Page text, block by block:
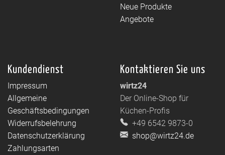
Neue Produkte
Angebote
Kundendienst
Impressum
Allgemeine
Geschäftsbedingungen
Widerrufsbelehrung
Datenschutzerklärung
Zahlungsarten
Kontaktieren Sie uns
wirtz24
Der Online-Shop für
Küchen-Profis
+49 6542 9873-0
shop@wirtz24.de